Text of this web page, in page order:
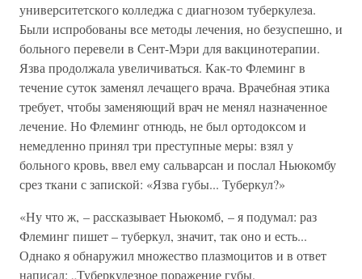
университетского колледжа с диагнозом туберкулеза.
Были испробованы все методы лечения, но безуспешно, и
больного перевели в Сент-Мэри для вакцинотерапии.
Язва продолжала увеличиваться. Как-то Флеминг в
течение суток заменял лечащего врача. Врачебная этика
требует, чтобы заменяющий врач не менял назначенное
лечение. Но Флеминг отнюдь, не был ортодоксом и
немедленно принял три преступные меры: взял у
больного кровь, ввел ему сальварсан и послал Ньюкомбу
срез ткани с запиской: «Язва губы... Туберкул?»
«Ну что ж, – рассказывает Ньюкомб, – я подумал: раз
Флеминг пишет – туберкул, значит, так оно и есть...
Однако я обнаружил множество плазмоцитов и в ответ
написал: „Туберкулезное поражение губы.